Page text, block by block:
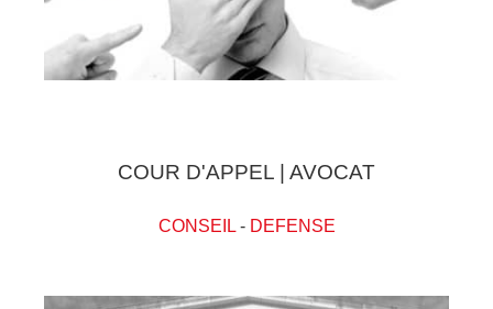
COUR D'APPEL | AVOCAT
CONSEIL- DEFENSE